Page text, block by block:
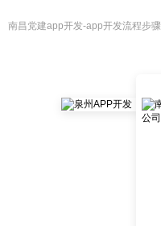
南昌党建app开发-app开发流程步骤